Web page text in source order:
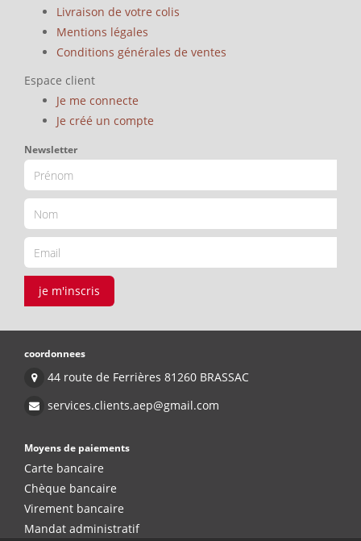
Livraison de votre colis
Mentions légales
Conditions générales de ventes
Espace client
Je me connecte
Je créé un compte
Newsletter
je m'inscris
coordonnees
44 route de Ferrières 81260 BRASSAC
services.clients.aep@gmail.com
Moyens de paiements
Carte bancaire
Chèque bancaire
Virement bancaire
Mandat administratif